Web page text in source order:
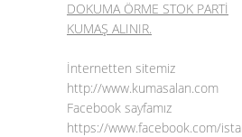
DOKUMA ÖRME STOK PARTİ
KUMAŞ ALINIR.
İnternetten sitemiz
http://www.kumasalan.com
Facebook sayfamız
https://www.facebook.com/